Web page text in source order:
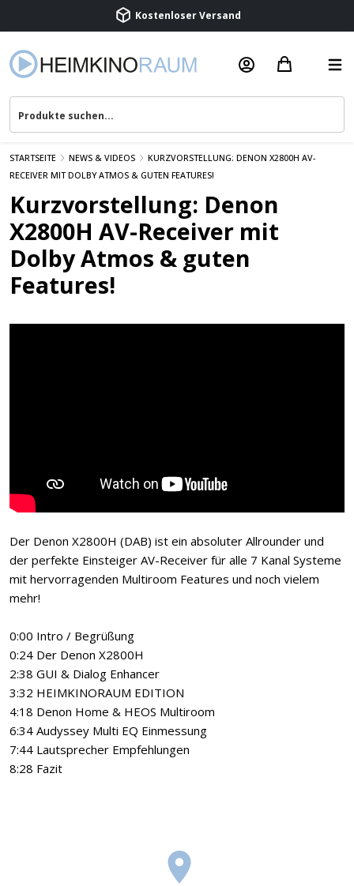
Kostenloser Versand
Beratung & Service
STARTSEITE NEWS & VIDEOS
KURZVORSTELLUNG: DENON X2800H AV-
RECEIVER MIT DOLBY ATMOS & GUTEN FEATURES!
Kurzvorstellung: Denon
X2800H AV-Receiver mit
Dolby Atmos & guten
Features!
Der Denon X2800H (DAB) ist ein absoluter Allrounder und
der perfekte Einsteiger AV-Receiver für alle 7 Kanal Systeme
mit hervorragenden Multiroom Features und noch vielem
mehr!
0:00 Intro / Begrüßung
0:24 Der Denon X2800H
2:38 GUI & Dialog Enhancer
3:32 HEIMKINORAUM EDITION
4:18 Denon Home & HEOS Multiroom
6:34 Audyssey Multi EQ Einmessung
7:44 Lautsprecher Empfehlungen
8:28 Fazit